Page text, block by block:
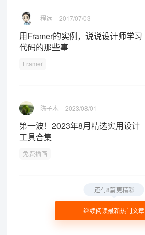
程远 2017/07/03
用Framer的实例，说说设计师学习
代码的那些事
Framer
陈子木 2023/08/01
第一波！2023年8月精选实用设计
工具合集
免费插画
继续阅读最新热门文章
还有8篇更精彩